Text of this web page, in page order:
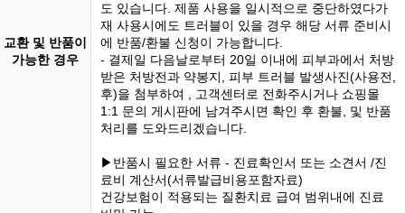
교환 및 반품이
가능한 경우
도 있습니다. 제품 사용을 일시적으로 중단하였다가
재 사용시에도 트러블이 있을 경우 해당 서류 준비시
에 반품/환불 신청이 가능합니다.
- 결제일 다음날로부터 20일 이내에 피부과에서 처방
받은 처방전과 약봉지, 피부 트러블 발생사진(사용전,
후)을 첨부하여 , 고객센터로 전화주시거나 쇼핑몰
1:1 문의 게시판에 남겨주시면 확인 후 환불, 및 반품
처리를 도와드리겠습니다.
▶반품시 필요한 서류 - 진료확인서 또는 소견서 /진
료비 계산서(서류발급비용포함자료)
건강보험이 적용되는 질환치료 급여 범위내에 진료